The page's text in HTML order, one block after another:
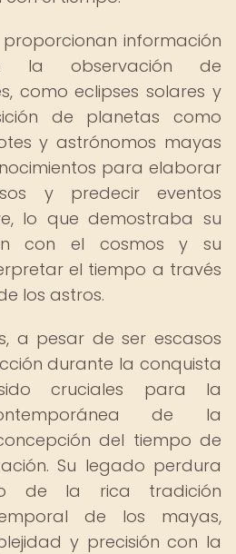
información
la observación de
como eclipses solares y
de planetas como
y astrónomos mayas
para elaborar
y predecir eventos
lo que demostraba su
con el cosmos y su
el tiempo a través
los astros.
a pesar de ser escasos
durante la conquista
cruciales para la
de la
del tiempo de
Su legado perdura
de la rica tradición
de los mayas,
y precisión con la